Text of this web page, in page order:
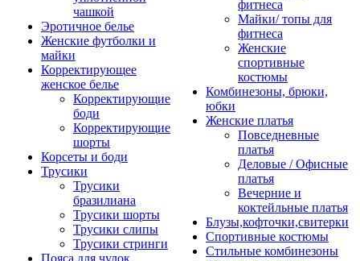
чашкой
Эротичное белье
Женские футболки и
майки
Корректирующее
женское белье
Корректирующие
боди
Корректирующие
шорты
Корсеты и боди
Трусики
Трусики
бразилиана
Трусики шорты
Трусики слипы
Трусики стринги
Пояса для чулок
фитнеса
Майки/ топы для
фитнеса
Женские
спортивные
костюмы
Комбинезоны, брюки,
юбки
Женские платья
Повседневные
платья
Деловые / Офисные
платья
Вечерние и
коктейльные платья
Блузы,кофточки,свитерки
Спортивные костюмы
Стильные комбинезоны